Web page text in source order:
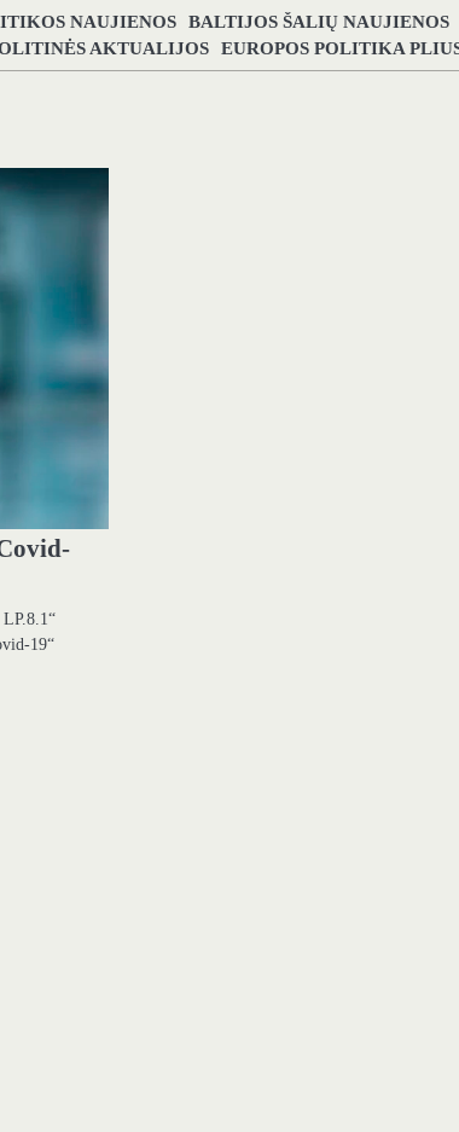
NAUJIENOS BALTIJOS ŠALIŲ NAUJIENOS
AKTUALIJOS EUROPOS POLITIKA
19“